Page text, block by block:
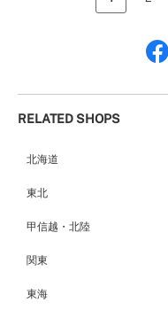
RELATED SHOPS
北海道
札幌店（134）
東北
弘前パークホテル店（180）
甲信越・北陸
甲府店（63）
関東
銀座本店（149）
東海